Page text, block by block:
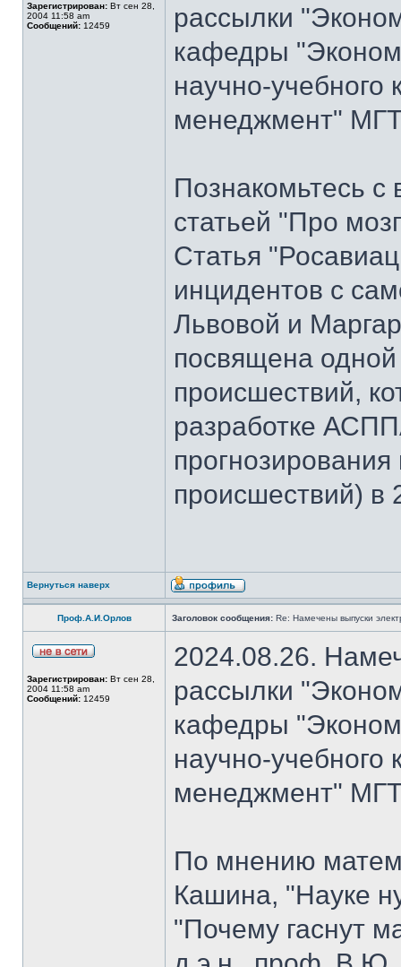
Зарегистрирован: Вт сен 28,
2004 11:58 am
Сообщений: 12459
рассылки
кафедры
научно-
менеджмент"
Познакомьтесь с
статьей "Про
Статья
инцидентов с
Львовой и
посвящена
происшествий,
разработке
происшествий) в
Вернуться наверх
Проф.А.И.Орлов Заголовок сообщения: Re: Намечены выпуски
Зарегистрирован: Вт сен 28,
2004 11:58 am
Сообщений: 12459
2024.08.26.
рассылки
кафедры
научно-
менеджмент"
По мнению
Кашина, "Науке
"Почему гаснут